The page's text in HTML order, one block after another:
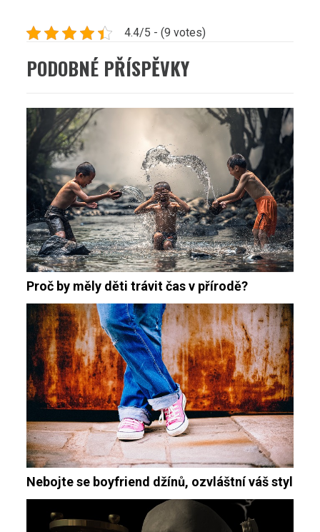
4.4/5 - (9 votes)
PODOBNÉ PŘÍSPĚVKY
Proč by měly děti trávit čas v přírodě?
Nebojte se boyfriend džínů, ozvláštní váš styl